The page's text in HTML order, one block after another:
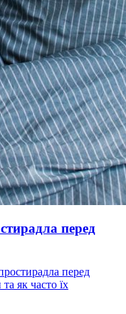
перед
перед
як часто їх